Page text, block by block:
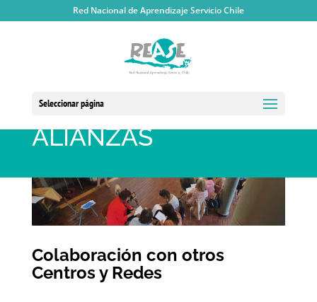
Red Nacional de Aprendizaje Servicio Chile
Seleccionar página
ALIANZAS
Colaboración con otros
Centros y Redes